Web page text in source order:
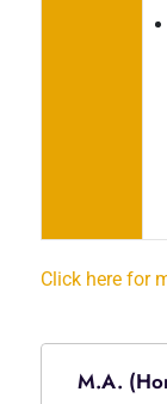
Click here for
M.A.